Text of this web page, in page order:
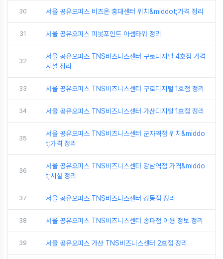
30 서울 공유오피스 비즈온 홍대센터 위치&middot;가격 정리
31 서울 공유오피스 피봇포인트 아셈타워 정리
32
서울 공유오피스 TNS비즈니스센터 구로디지털 4호점 가격
시설 정리
33 서울 공유오피스 TNS비즈니스센터 구로디지털 1호점 정리
34 서울 공유오피스 TNS비즈니스센터 가산디지털 1호점 정리
35
서울 공유오피스 TNS비즈니스센터 군자역점 위치&middo
t;가격 정리
36
서울 공유오피스 TNS비즈니스센터 강남역점 가격&middo
t;시설 정리
37 서울 공유오피스 TNS비즈니스센터 강동점 정리
38 서울 공유오피스 TNS비즈니스센터 송파점 이용 정보 정리
39 서울 공유오피스 가산 TNS비즈니스센터 2호점 정리